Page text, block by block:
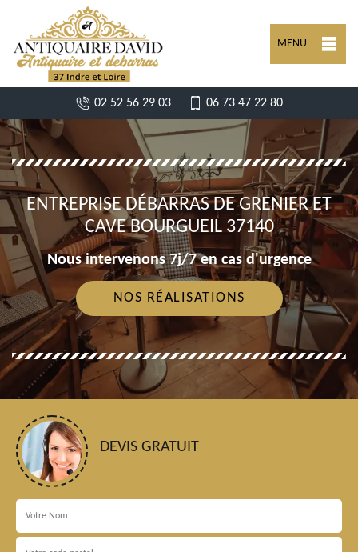
MENU
02 52 56 29 03 06 73 47 22 80
ENTREPRISE DÉBARRAS DE GRENIER ET
CAVE BOURGUEIL 37140
Nous intervenons 7j/7 en cas d'urgence
NOS RÉALISATIONS
DEVIS GRATUIT